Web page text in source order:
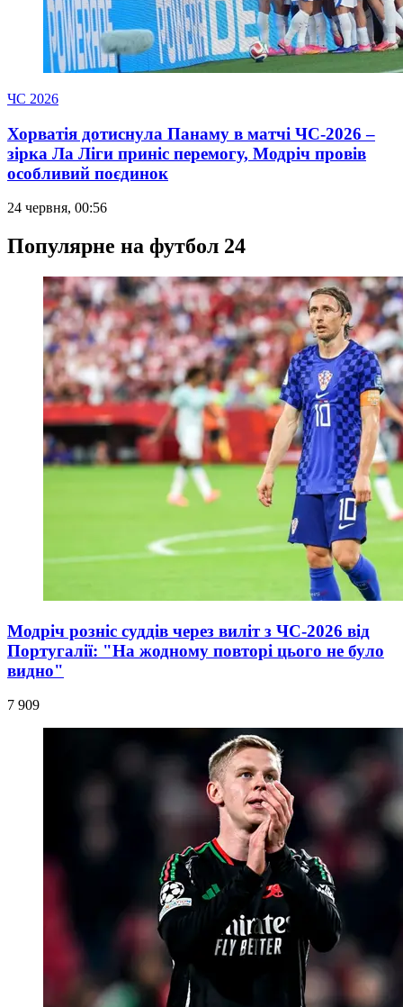
ЧС 2026
Хорватія дотиснула Панаму в матчі ЧС-2026 –
зірка Ла Ліги приніс перемогу, Модріч провів
особливий поєдинок
24 червня, 00:56
Популярне на футбол 24
Модріч розніс суддів через виліт з ЧС-2026 від
Португалії: "На жодному повторі цього не було
видно"
7 909